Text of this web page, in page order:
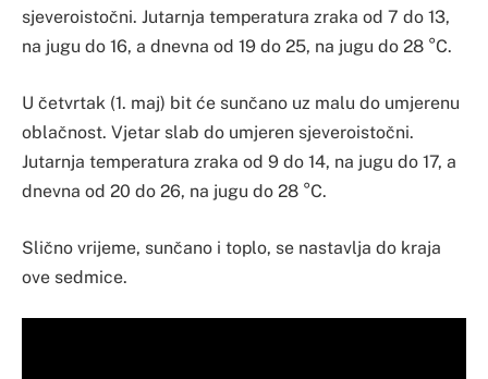
sjeveroistočni. Jutarnja temperatura zraka od 7 do 13,
na jugu do 16, a dnevna od 19 do 25, na jugu do 28 °C.
U četvrtak (1. maj) bit će sunčano uz malu do umjerenu
oblačnost. Vjetar slab do umjeren sjeveroistočni.
Jutarnja temperatura zraka od 9 do 14, na jugu do 17, a
dnevna od 20 do 26, na jugu do 28 °C.
Slično vrijeme, sunčano i toplo, se nastavlja do kraja
ove sedmice.